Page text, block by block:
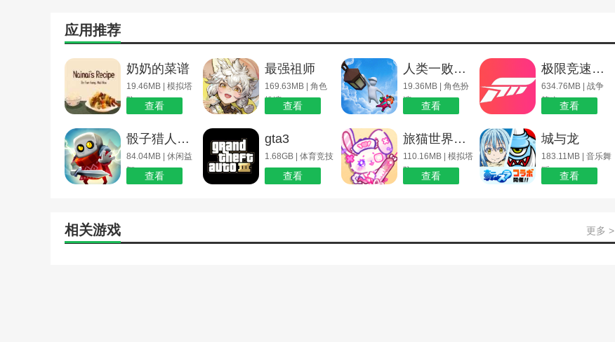
应用推荐
奶奶的菜谱
19.46MB | 模拟塔
防
查看
最强祖师
169.63MB | 角色
扮演查看
人类一败涂地
19.36MB | 角色扮
演
查看
极限竞速地平线4
634.76MB | 战争
策略查看
骰子猎人官方版下载
84.04MB | 休闲益
智
查看
gta3
1.68GB | 体育竞技
查看
旅猫世界小镇生活
110.16MB | 模拟塔
防
查看
城与龙
183.11MB | 音乐舞
蹈
查看
相关游戏 更多 >